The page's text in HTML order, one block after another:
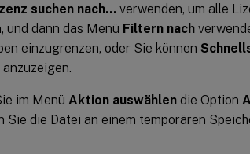
suchen nach… verwenden, um alle
und dann das Menü Filtern nach
einzugrenzen, oder Sie können
im Menü Aktion auswählen die Option
Sie die Datei an einem temporären